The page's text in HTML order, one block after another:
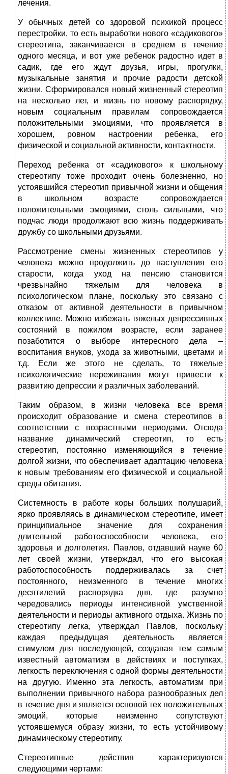
лечения.
У обычных детей со здоровой психикой процесс
перестройки, то есть выработки нового «садикового»
стереотипа, заканчивается в среднем в течение
одного месяца, и вот уже ребенок радостно идет в
садик, где его ждут друзья, игры, прогулки,
музыкальные занятия и прочие радости детской
жизни. Сформировался новый жизненный стереотип
на несколько лет, и жизнь по новому распорядку,
новым социальным правилам сопровождается
положительными эмоциями, что проявляется в
хорошем, ровном настроении ребенка, его
физической и социальной активности, контактности.
Переход ребенка от «садикового» к школьному
стереотипу тоже проходит очень болезненно, но
устоявшийся стереотип привычной жизни и общения
в школьном возрасте сопровождается
положительными эмоциями, столь сильными, что
подчас люди продолжают всю жизнь поддерживать
дружбу со школьными друзьями.
Рассмотрение смены жизненных стереотипов у
человека можно продолжить до наступления его
старости, когда уход на пенсию становится
чрезвычайно тяжелым для человека в
психологическом плане, поскольку это связано с
отказом от активной деятельности в привычном
коллективе. Можно избежать тяжелых депрессивных
состояний в пожилом возрасте, если заранее
позаботится о выборе интересного дела –
воспитания внуков, ухода за животными, цветами и
т.д. Если же этого не сделать, то тяжелые
психологические переживания могут привести к
развитию депрессии и различных заболеваний.
Таким образом, в жизни человека все время
происходит образование и смена стереотипов в
соответствии с возрастными периодами. Отсюда
название динамический стереотип, то есть
стереотип, постоянно изменяющийся в течение
долгой жизни, что обеспечивает адаптацию человека
к новым требованиям его физической и социальной
среды обитания.
Системность в работе коры больших полушарий,
ярко проявляясь в динамическом стереотипе, имеет
принципиальное значение для сохранения
длительной работоспособности человека, его
здоровья и долголетия. Павлов, отдавший науке 60
лет своей жизни, утверждал, что его высокая
работоспособность поддерживалась за счет
постоянного, неизменного в течение многих
десятилетий распорядка дня, где разумно
чередовались периоды интенсивной умственной
деятельности и периоды активного отдыха. Жизнь по
стереотипу легка, утверждал Павлов, поскольку
каждая предыдущая деятельность является
стимулом для последующей, создавая тем самым
известный автоматизм в действиях и поступках,
легкость переключения с одной формы деятельности
на другую. Именно эта легкость, автоматизм при
выполнении привычного набора разнообразных дел
в течение дня и является основой тех положительных
эмоций, которые неизменно сопутствуют
устоявшемуся образу жизни, то есть устойчивому
динамическому стереотипу.
Стереотипные действия характеризуются
следующими чертами: